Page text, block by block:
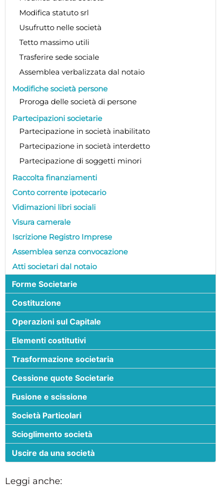
Modifica statuto srl
Usufrutto nelle società
Tetto massimo utili
Trasferire sede sociale
Assemblea verbalizzata dal notaio
Modifiche società persone
Proroga delle società di persone
Partecipazioni societarie
Partecipazione in società inabilitato
Partecipazione in società interdetto
Partecipazione di soggetti minori
Raccolta finanziamenti
Conto corrente ipotecario
Vidimazioni libri sociali
Visura camerale
Iscrizione Registro Imprese
Assemblea senza convocazione
Atti societari dal notaio
Forme Societarie
Costituzione
Operazioni sul Capitale
Elementi costitutivi
Trasformazione societaria
Cessione quote Societarie
Fusione e scissione
Società Particolari
Scioglimento società
Uscire da una società
Leggi anche: